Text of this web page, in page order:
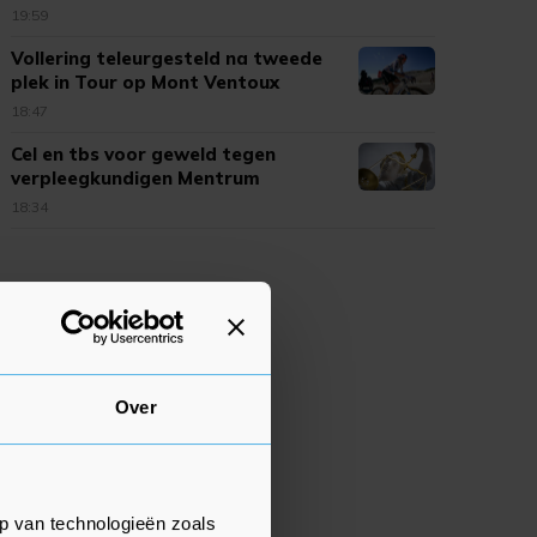
Over
van technologieën zoals
19:59
Vollering teleurgesteld na tweede
plek in Tour op Mont Ventoux
18:47
Cel en tbs voor geweld tegen
verpleegkundigen Mentrum
18:34